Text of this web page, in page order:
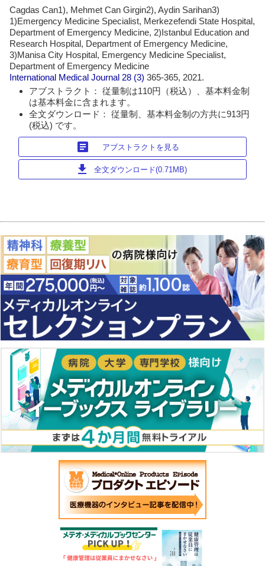
Cagdas Can1), Mehmet Can Girgin2), Aydin Sarihan3)
1)Emergency Medicine Specialist, Merkezefendi State Hospital,
Department of Emergency Medicine, 2)Istanbul Education and
Research Hospital, Department of Emergency Medicine,
3)Manisa City Hospital, Emergency Medicine Specialist,
Department of Emergency Medicine
International Medical Journal 28 (3)365-365, 2021.
アブストラクト： 従量制は110円（税込）、基本料金制
は基本料金に含まれます。
全文ダウンロード： 従量制、基本料金制の方共に913円
(税込) です。
article アブストラクトを見る
download 全文ダウンロード(0.71MB)